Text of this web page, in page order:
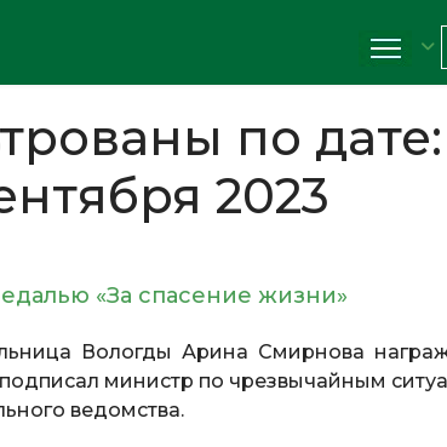
по дате:
2023
«За спасение жизни»
Вологды Арина Смирнова
министр по чрезвычайным
ведомства.